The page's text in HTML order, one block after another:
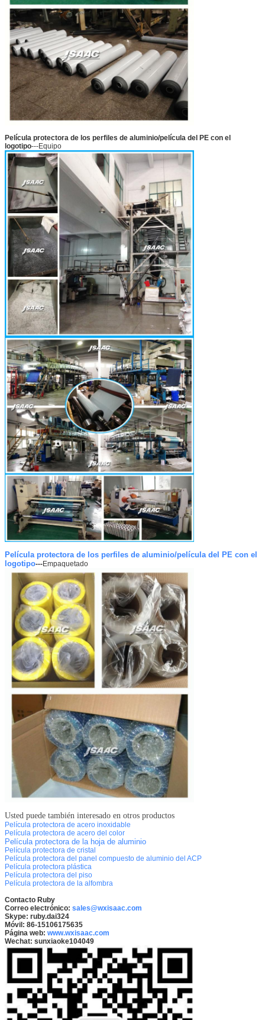
Película protectora de los perfiles de aluminio/película del PE con el
logotipo---Equipo
Película protectora de los perfiles de aluminio/película del PE con el
logotipo---Empaquetado
Usted puede también interesado en otros productos
Película protectora de acero inoxidable
Película protectora de acero del color
Película protectora de la hoja de aluminio
Película protectora de cristal
Película protectora del panel compuesto de aluminio del ACP
Película protectora plástica
Película protectora del piso
Película protectora de la alfombra
Contacto Ruby
Correo electrónico: sales@wxisaac.com
Skype: ruby.dai324
Móvil: 86-15106175635
Página web: www.wxisaac.com
Wechat: sunxiaoke104049